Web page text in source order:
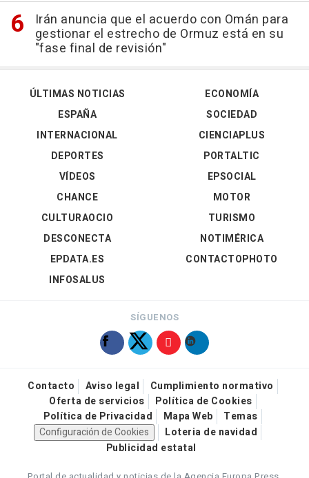
Irán anuncia que el acuerdo con Omán para
gestionar el estrecho de Ormuz está en su
"fase final de revisión"
ÚLTIMAS NOTICIAS
ESPAÑA
INTERNACIONAL
DEPORTES
VÍDEOS
ECONOMÍA
SOCIEDAD
CIENCIAPLUS
PORTALTIC
EPSOCIAL
CHANCE
CULTURAOCIO
DESCONECTA
EPDATA.ES
INFOSALUS
MOTOR
TURISMO
NOTIMÉRICA
CONTACTOPHOTO
SÍGUENOS
Contacto Aviso legal
Cumplimiento normativo
Oferta de servicios
Política de Cookies
Política de Privacidad
Mapa Web
Temas
Configuración de Cookies
Loteria de navidad
Publicidad estatal